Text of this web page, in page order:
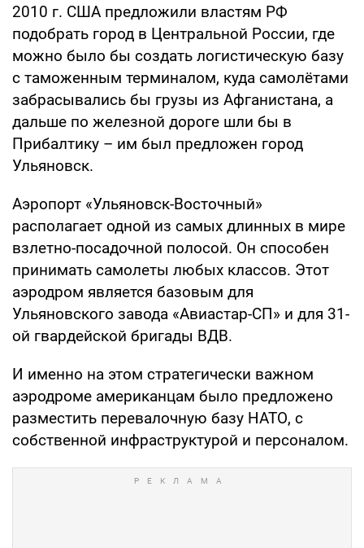
2010 г. США предложили властям РФ
подобрать город в Центральной России, где
можно было бы создать логистическую базу
с таможенным терминалом, куда самолётами
забрасывались бы грузы из Афганистана, а
дальше по железной дороге шли бы в
Прибалтику – им был предложен город
Ульяновск.
Аэропорт «Ульяновск-Восточный»
располагает одной из самых длинных в мире
взлетно-посадочной полосой. Он способен
принимать самолеты любых классов. Этот
аэродром является базовым для
Ульяновского завода «Авиастар-СП» и для 31-
ой гвардейской бригады ВДВ.
И именно на этом стратегически важном
аэродроме американцам было предложено
разместить перевалочную базу НАТО, с
собственной инфраструктурой и персоналом.